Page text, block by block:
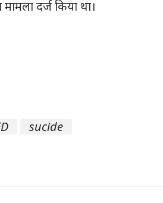
दर्ज किया था।
sucide